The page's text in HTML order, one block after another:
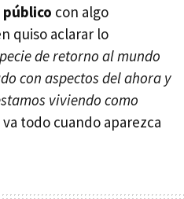
con algo
quiso aclarar lo
de retorno al mundo
con aspectos del ahora y
viviendo como
va todo cuando aparezca